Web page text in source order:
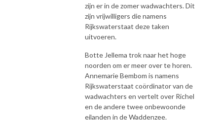
zijn er in de zomer wadwachters. Dit
zijn vrijwilligers die namens
Rijkswaterstaat deze taken
uitvoeren.
Botte Jellema trok naar het hoge
noorden om er meer over te horen.
Annemarie Bembom is namens
Rijkswaterstaat coördinator van de
wadwachters en vertelt over Richel
en de andere twee onbewoonde
eilanden in de Waddenzee.